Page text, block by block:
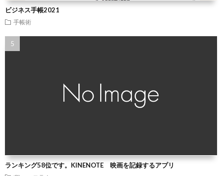
ビジネス手帳2021
手帳術
ランキング58位です。KINENOTE 映画を記録するアプリ